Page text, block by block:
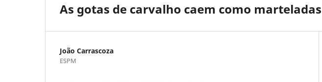
As gotas de carvalho caem como marteladas
João Carrascoza
ESPM